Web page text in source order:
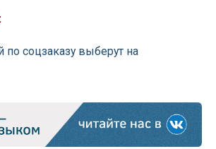
по соцзаказу выберут на